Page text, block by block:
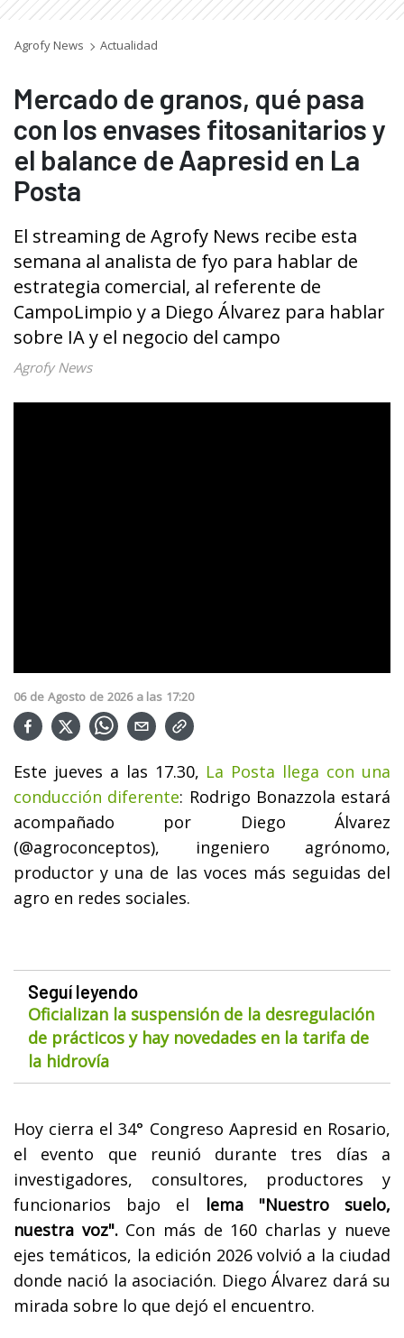
Agrofy News Actualidad
Mercado de granos, qué pasa
con los envases fitosanitarios y
el balance de Aapresid en La
Posta
El streaming de Agrofy News recibe esta
semana al analista de fyo para hablar de
estrategia comercial, al referente de
CampoLimpio y a Diego Álvarez para hablar
sobre IA y el negocio del campo
Agrofy News
06 de Agosto de 2026 a las 17:20
Este jueves a las 17.30, La Posta llega con una
conducción diferente: Rodrigo Bonazzola estará
acompañado por Diego Álvarez
(@agroconceptos), ingeniero agrónomo,
productor y una de las voces más seguidas del
agro en redes sociales.
Seguí leyendo
Oficializan la suspensión de la desregulación
de prácticos y hay novedades en la tarifa de
la hidrovía
Hoy cierra el 34° Congreso Aapresid en Rosario,
el evento que reunió durante tres días a
investigadores, consultores, productores y
funcionarios bajo el lema "Nuestro suelo,
nuestra voz".Con más de 160 charlas y nueve
ejes temáticos, la edición 2026 volvió a la ciudad
donde nació la asociación. Diego Álvarez dará su
mirada sobre lo que dejó el encuentro.